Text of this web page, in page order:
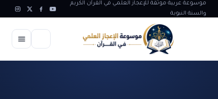
عربية موثقة للإعجاز العلمي في القرآن الكريم
النبوية